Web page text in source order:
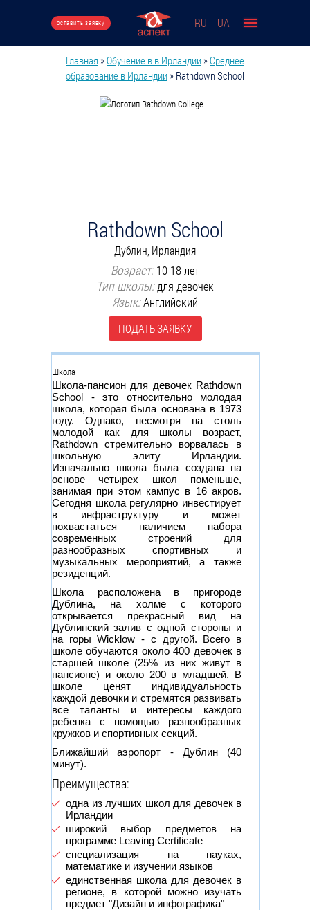
оставить заявку RU UA
Вы здесь
Главная »Обучение в в Ирландии »Среднее
образование в Ирландии » Rathdown School
Rathdown School
Дублин, Ирландия
Возраст:10-18 лет
Тип школы:для девочек
Язык:Английский
ПОДАТЬ ЗАЯВКУ
Группа
Школа
Школа-пансион для девочек Rathdown
School - это относительно молодая
школа, которая была основана в 1973
году. Однако, несмотря на столь
молодой как для школы возраст,
Rathdown стремительно ворвалась в
школьную элиту Ирландии.
Изначально школа была создана на
основе четырех школ поменьше,
занимая при этом кампус в 16 акров.
Сегодня школа регулярно инвестирует
в инфраструктуру и может
похвастаться наличием набора
современных строений для
разнообразных спортивных и
музыкальных мероприятий, а также
резиденций.
Школа расположена в пригороде
Дублина, на холме с которого
открывается прекрасный вид на
Дублинский залив с одной стороны и
на горы Wicklow - с другой. Всего в
школе обучаются около 400 девочек в
старшей школе (25% из них живут в
пансионе) и около 200 в младшей. В
школе ценят индивидуальность
каждой девочки и стремятся развивать
все таланты и интересы каждого
ребенка с помощью разнообразных
кружков и спортивных секций.
Ближайший аэропорт - Дублин (40
минут).
Преимущества:
одна из лучших школ для девочек в
Ирландии
широкий выбор предметов на
программе Leaving Certificate
специализация на науках,
математике и изучении языков
единственная школа для девочек в
регионе, в которой можно изучать
предмет "Дизайн и инфографика"